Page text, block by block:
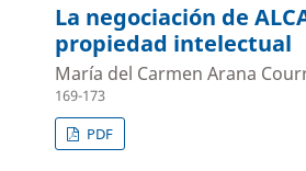
La negociación de
propiedad intelectual
María del Carmen Arana
169-173
PDF